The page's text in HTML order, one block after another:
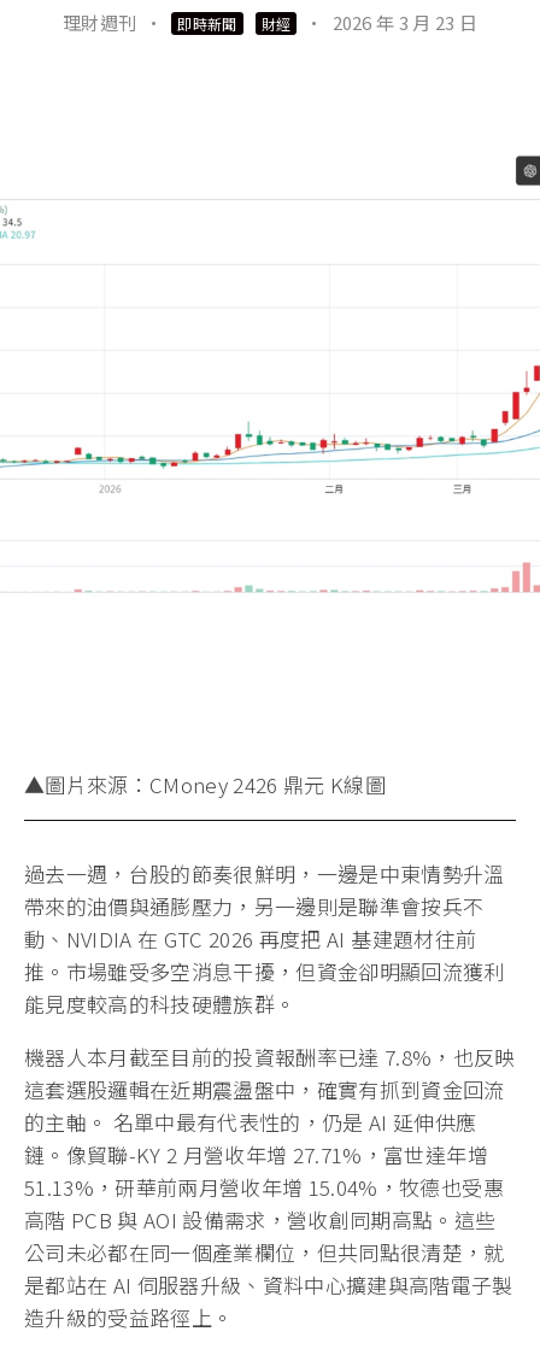
理財週刊 · 即時新聞 財經 · 2026 年 3 月 23 日
▲圖片來源：CMoney 2426 鼎元 K線圖
過去一週，台股的節奏很鮮明，一邊是中東情勢升溫
帶來的油價與通膨壓力，另一邊則是聯準會按兵不
動、NVIDIA 在 GTC 2026 再度把 AI 基建題材往前
推。市場雖受多空消息干擾，但資金卻明顯回流獲利
能見度較高的科技硬體族群。
機器人本月截至目前的投資報酬率已達 7.8%，也反映
這套選股邏輯在近期震盪盤中，確實有抓到資金回流
的主軸。 名單中最有代表性的，仍是 AI 延伸供應
鏈。像貿聯-KY 2 月營收年增 27.71%，富世達年增
51.13%，研華前兩月營收年增 15.04%，牧德也受惠
高階 PCB 與 AOI 設備需求，營收創同期高點。這些
公司未必都在同一個產業欄位，但共同點很清楚，就
是都站在 AI 伺服器升級、資料中心擴建與高階電子製
造升級的受益路徑上。